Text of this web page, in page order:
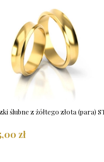
ślubne z żółtego złota (para)
zł